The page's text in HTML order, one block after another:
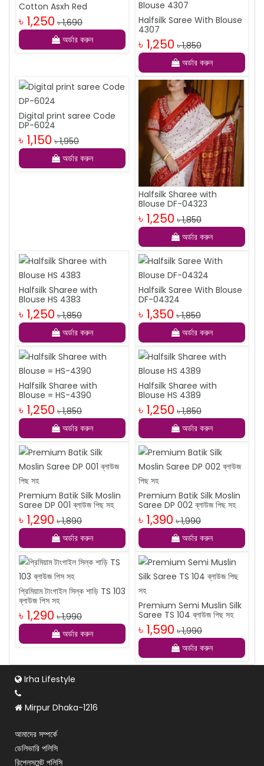
Cotton Asxh Red
৳ 1,250 ৳ 1,690
অর্ডার করুন
Halfsilk Saree With Blouse
4307
৳ 1,250 ৳ 1,850
অর্ডার করুন
Digital print saree Code
DP-6024
৳ 1,150 ৳ 1,950
অর্ডার করুন
Halfsilk Sharee with
Blouse DF-04323
৳ 1,250 ৳ 1,850
অর্ডার করুন
Halfsilk Sharee with
Blouse HS 4383
৳ 1,250 ৳ 1,850
অর্ডার করুন
Halfsilk Saree With Blouse
DF-04324
৳ 1,350 ৳ 1,850
অর্ডার করুন
Halfsilk Sharee with
Blouse = HS-4390
৳ 1,250 ৳ 1,850
অর্ডার করুন
Halfsilk Sharee with
Blouse HS 4389
৳ 1,250 ৳ 1,850
অর্ডার করুন
Premium Batik Silk Moslin
Saree DP 001 ব্লাউজ পিছ সহ
৳ 1,290 ৳ 1,890
অর্ডার করুন
Premium Batik Silk Moslin
Saree DP 002 ব্লাউজ পিছ সহ
৳ 1,390 ৳ 1,990
অর্ডার করুন
প্রিমিয়াম টাংগাইল সিল্ক শাড়ি TS 103
ব্লাউজ পিস সহ
৳ 1,290 ৳ 1,990
অর্ডার করুন
Premium Semi Muslin Silk
Saree TS 104 ব্লাউজ পিছ সহ
৳ 1,590 ৳ 1,990
অর্ডার করুন
Irha Lifestyle
Mirpur Dhaka-1216
আমাদের সম্পর্কে
ডেলিভারি পলিসি
রিপ্লেসমেন্ট পলিসি